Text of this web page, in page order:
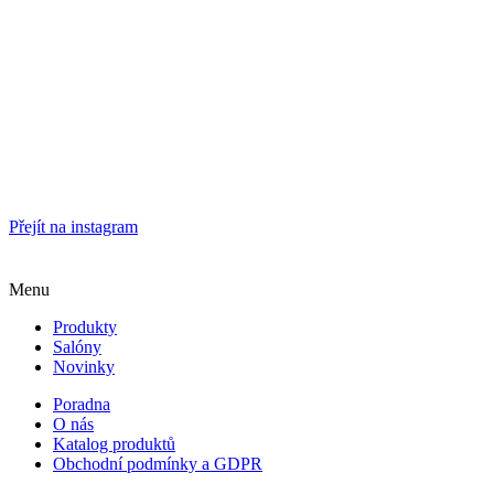
Přejít na instagram
Menu
Produkty
Salóny
Novinky
Poradna
O nás
Katalog produktů
Obchodní podmínky a GDPR